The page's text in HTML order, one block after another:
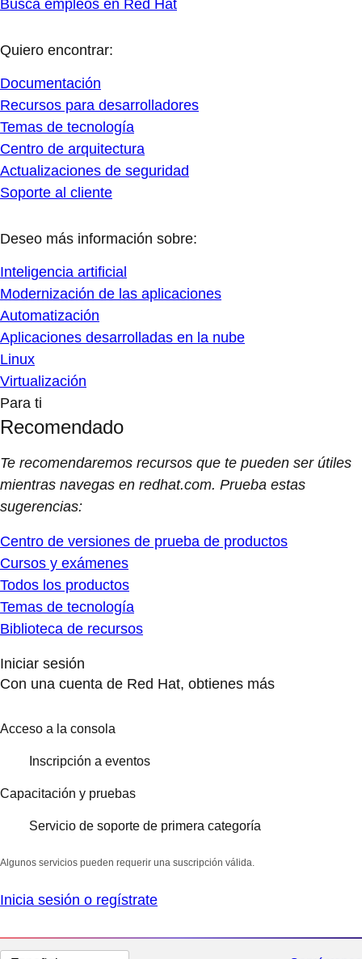
Busca empleos en Red Hat
Quiero encontrar:
Documentación
Recursos para desarrolladores
Temas de tecnología
Centro de arquitectura
Actualizaciones de seguridad
Soporte al cliente
Deseo más información sobre:
Inteligencia artificial
Modernización de las aplicaciones
Automatización
Aplicaciones desarrolladas en la nube
Linux
Virtualización
Para ti
Recomendado
Te recomendaremos recursos que te pueden ser útiles
mientras navegas en redhat.com. Prueba estas
sugerencias:
Centro de versiones de prueba de productos
Cursos y exámenes
Todos los productos
Temas de tecnología
Biblioteca de recursos
Iniciar sesión
Con una cuenta de Red Hat, obtienes más
Acceso a la consola
Inscripción a eventos
Capacitación y pruebas
Servicio de soporte de primera categoría
Algunos servicios pueden requerir una suscripción válida.
Inicia sesión o regístrate